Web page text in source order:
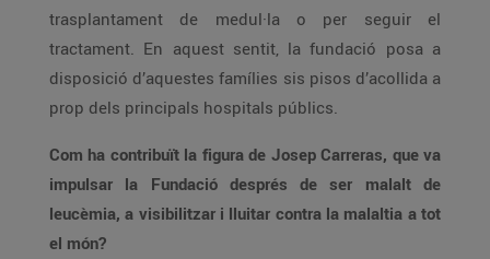
trasplantament de medul·la o per seguir el
tractament. En aquest sentit, la fundació posa a
disposició d’aquestes famílies sis pisos d’acollida a
prop dels principals hospitals públics.
Com ha contribuït la figura de Josep Carreras, que va
impulsar la Fundació després de ser malalt de
leucèmia, a visibilitzar i lluitar contra la malaltia a tot
el món?